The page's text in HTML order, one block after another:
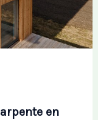
en